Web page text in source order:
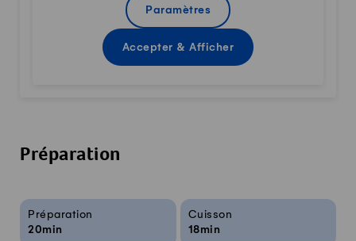
Paramètres
Accepter & Afficher
Préparation
Infos sur la recette
Préparation
20min
Cuisson
18min